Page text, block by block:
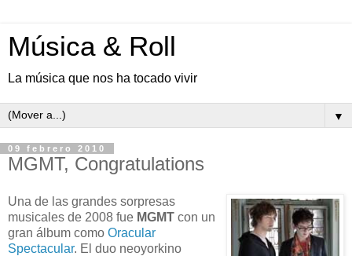
Música & Roll
La música que nos ha tocado vivir
▼
09 febrero 2010
MGMT, Congratulations
Una de las grandes sorpresas
musicales de 2008 fue MGMT con un
gran álbum como Oracular
Spectacular. El duo neoyorkino